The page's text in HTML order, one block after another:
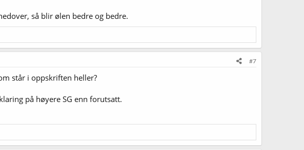
dine. Denne er da fin til å lage oppskrifter med:
så blir ølen bedre og bedre.
#7
står i oppskriften heller?
på høyere SG enn forutsatt.